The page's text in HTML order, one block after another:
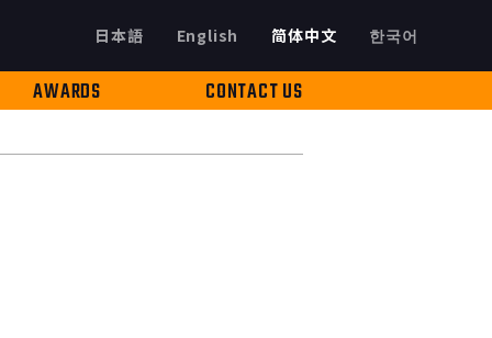
日本語 한국어
English 简体中文
AWARDS CONTACT US